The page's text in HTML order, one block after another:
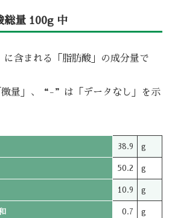
総量 100g 中
に含まれる「脂肪酸」の成分量で
量」、“-”は「データなし」を示
38.9 g
50.2 g
10.9 g
0.7 g